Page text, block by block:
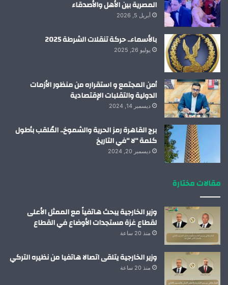
المصرية بين الأهل والأصدقاء
أبريل 5, 2026
بالأسماء.. حركة تنقلات الشرطة 2025
يوليو 26, 2025
أمن المجتمع و استقراره من منظور الأزمات
الدولية والتقلبات الإقتصادية
ديسمبر 14, 2024
برج القاهرة رمز الحرية والشموخ.. المُلقب بأطول
كلمة “لا “في التاريخ
ديسمبر 20, 2024
مقالات مختارة
وزير الخارجية يبحث هاتفياً مع الممثل الأعلى
لقطاع غزة مستجدات الأوضاع في القطاع
منذ 20 ساعة
وزير الخارجية يتلقى اتصالا هاتفيا من نظيره التركي
منذ 20 ساعة